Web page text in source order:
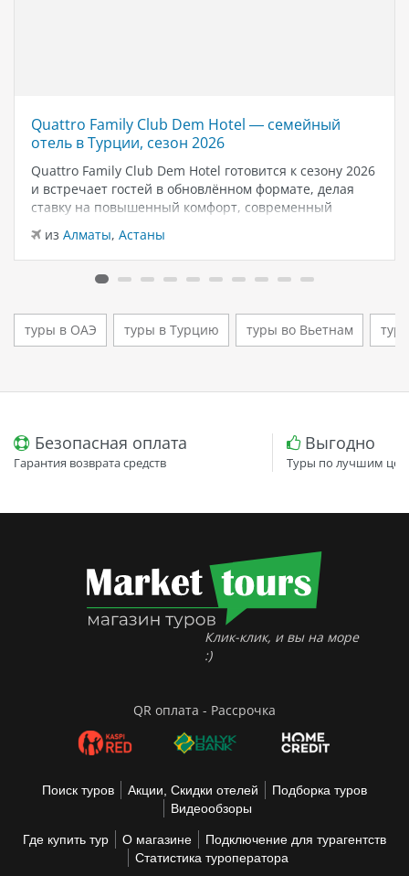
Quattro Family Club Dem Hotel — семейный
отель в Турции, сезон 2026
Quattro Family Club Dem Hotel готовится к сезону 2026
и встречает гостей в обновлённом формате, делая
ставку на повышенный комфорт, современный
моря. Отель остаётся популярным выбором для тех,
кто ищет семейный отель в…
из Алматы, Астаны
туры в ОАЭ туры в Турцию туры во Вьетнам
Безопасная оплата
Гарантия возврата средств
Выгодно
Туры по лучшим
Клик-клик, и вы на море
:)
QR оплата - Рассрочка
Поиск туров Акции, Скидки отелей
Подборка туров
Видеообзоры
Где купить тур О магазине
Подключение для турагентств
Статистика туроператора